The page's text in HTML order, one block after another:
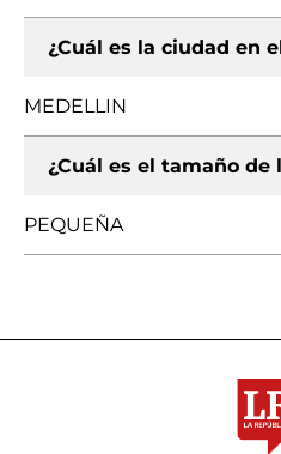
¿Cuál es la ciudad en
MEDELLIN
¿Cuál es el tamaño de
PEQUEÑA